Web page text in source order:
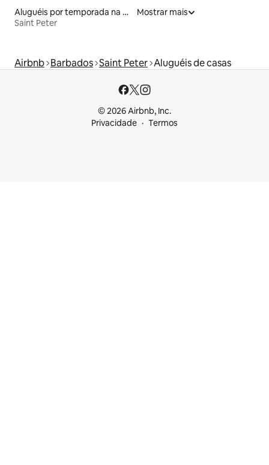
Aluguéis por temporada na orla
Saint Peter
Mostrar mais
Airbnb Barbados Saint Peter Aluguéis de casas
© 2026 Airbnb, Inc.
Privacidade
Termos